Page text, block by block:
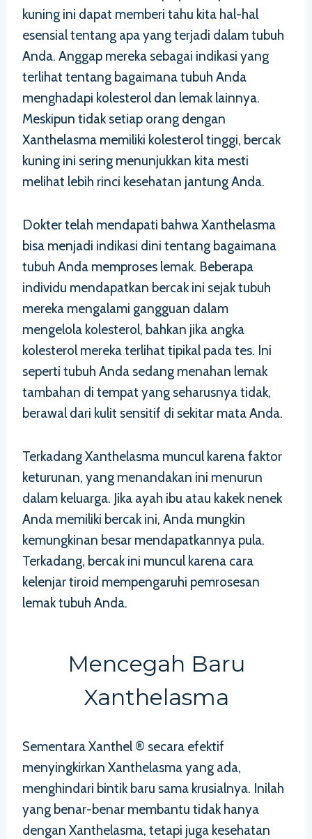
kuning ini dapat memberi tahu kita hal-hal
esensial tentang apa yang terjadi dalam tubuh
Anda. Anggap mereka sebagai indikasi yang
terlihat tentang bagaimana tubuh Anda
menghadapi kolesterol dan lemak lainnya.
Meskipun tidak setiap orang dengan
Xanthelasma memiliki kolesterol tinggi, bercak
kuning ini sering menunjukkan kita mesti
melihat lebih rinci kesehatan jantung Anda.
Dokter telah mendapati bahwa Xanthelasma
bisa menjadi indikasi dini tentang bagaimana
tubuh Anda memproses lemak. Beberapa
individu mendapatkan bercak ini sejak tubuh
mereka mengalami gangguan dalam
mengelola kolesterol, bahkan jika angka
kolesterol mereka terlihat tipikal pada tes. Ini
seperti tubuh Anda sedang menahan lemak
tambahan di tempat yang seharusnya tidak,
berawal dari kulit sensitif di sekitar mata Anda.
Terkadang Xanthelasma muncul karena faktor
keturunan, yang menandakan ini menurun
dalam keluarga. Jika ayah ibu atau kakek nenek
Anda memiliki bercak ini, Anda mungkin
kemungkinan besar mendapatkannya pula.
Terkadang, bercak ini muncul karena cara
kelenjar tiroid mempengaruhi pemrosesan
lemak tubuh Anda.
Mencegah Baru
Xanthelasma
Sementara Xanthel ® secara efektif
menyingkirkan Xanthelasma yang ada,
menghindari bintik baru sama krusialnya. Inilah
yang benar-benar membantu tidak hanya
dengan Xanthelasma, tetapi juga kesehatan